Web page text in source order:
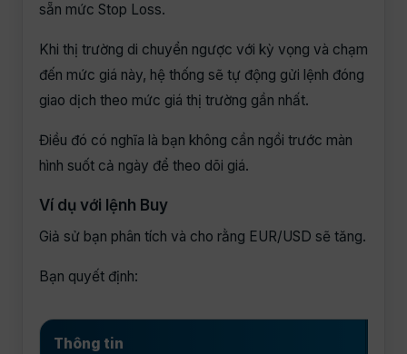
sẵn mức Stop Loss.
Khi thị trường di chuyển ngược với kỳ vọng và chạm
đến mức giá này, hệ thống sẽ tự động gửi lệnh đóng
giao dịch theo mức giá thị trường gần nhất.
Điều đó có nghĩa là bạn không cần ngồi trước màn
hình suốt cả ngày để theo dõi giá.
Ví dụ với lệnh Buy
Giả sử bạn phân tích và cho rằng EUR/USD sẽ tăng.
Bạn quyết định:
Thông tin